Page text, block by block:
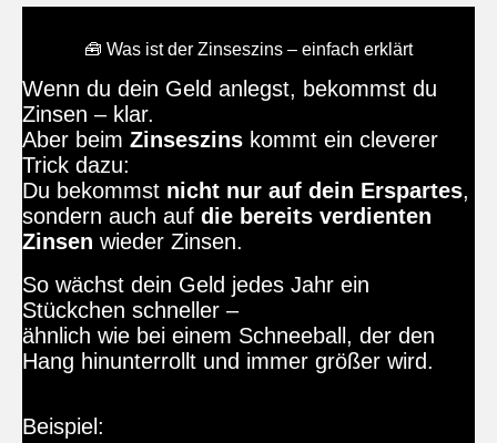
🧰 Was ist der Zinseszins – einfach erklärt
Wenn du dein Geld anlegst, bekommst du
Zinsen – klar.
Aber beim Zinseszins kommt ein cleverer
Trick dazu:
Du bekommst nicht nur auf dein Erspartes,
sondern auch auf die bereits verdienten
Zinsen wieder Zinsen.
So wächst dein Geld jedes Jahr ein
Stückchen schneller –
ähnlich wie bei einem Schneeball, der den
Hang hinunterrollt und immer größer wird.
Beispiel: